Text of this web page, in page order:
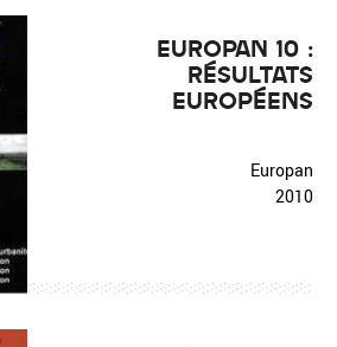
EUROPAN 10 :
RÉSULTATS
EUROPÉENS
Europan
2010